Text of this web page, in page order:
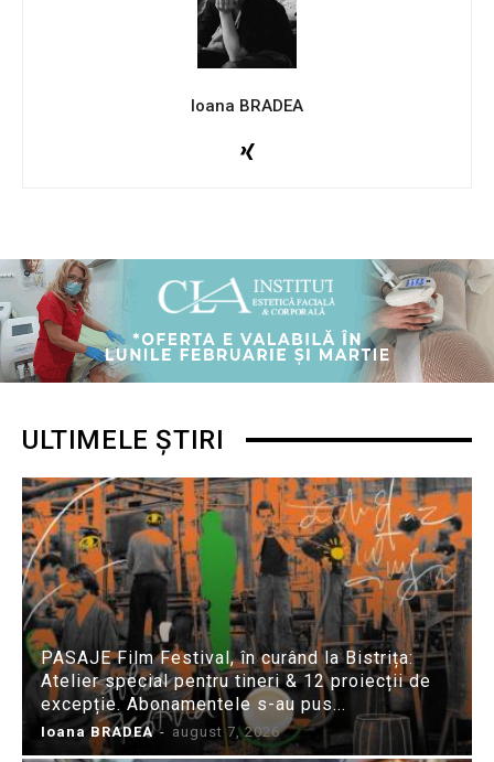
Ioana BRADEA
ULTIMELE ȘTIRI
PASAJE Film Festival, în curând la Bistrița:
Atelier special pentru tineri & 12 proiecții de
excepție. Abonamentele s-au pus...
Ioana BRADEA - august 7, 2026